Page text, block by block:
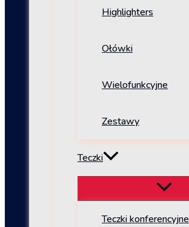
Highlighters
Ołówki
Wielofunkcyjne
Zestawy
Teczki
Teczki konferencyjne